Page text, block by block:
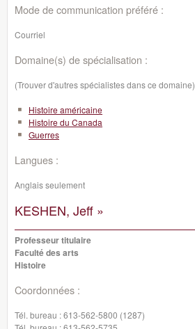
Mode de communication préféré :
Courriel
Domaine(s) de spécialisation :
(Trouver d'autres spécialistes dans ce domaine)
Histoire américaine
Histoire du Canada
Guerres
Langues :
Anglais seulement
KESHEN, Jeff »
Professeur titulaire
Faculté des arts
Histoire
Coordonnées :
Tél. bureau :613-562-5800 (1287)